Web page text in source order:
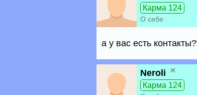
Карма 124
О себе
а у вас есть контакты?
Neroli ж
Карма 124